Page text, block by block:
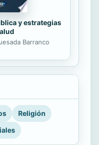
y estrategias
Barranco
Religión